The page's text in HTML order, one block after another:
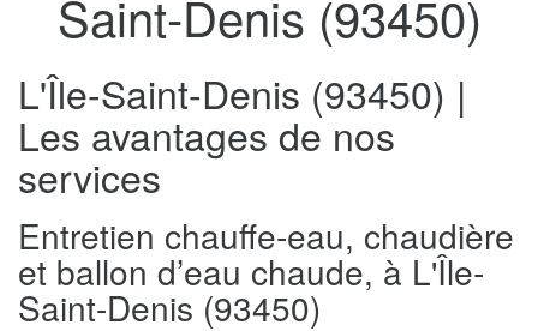
Saint-Denis (93450)
L'Île-Saint-Denis (93450) |
Les avantages de nos
services
Entretien chauffe-eau, chaudière
et ballon d’eau chaude, à L'Île-
Saint-Denis (93450)